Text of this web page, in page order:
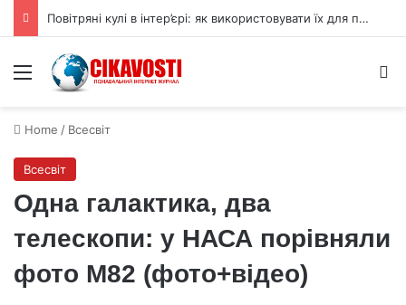
Повітряні кулі в інтер’єрі: як використовувати їх для прикраси
Menu
Home / Всесвіт
Всесвіт
Одна галактика, два
телескопи: у НАСА порівняли
фото М82 (фото+відео)